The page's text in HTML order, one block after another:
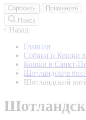
Сбросить
Применить
Поиск
Назад
Главная
Собаки и Кошки
Кошки в Санкт-
Шотландские
Шотландский